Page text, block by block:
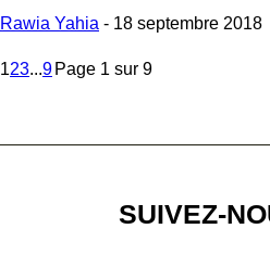
Rawia Yahia - 18 septembre 2018
123...9 Page 1 sur 9
SUIVEZ-